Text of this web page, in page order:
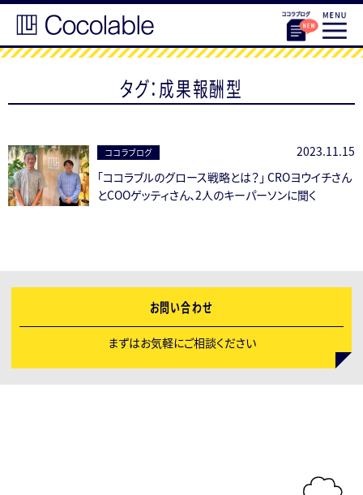
タグ：成果報酬型
ココラブログ
2023.11.15
「ココラブルのグロース戦略とは？」 CROヨウイチさん
とCOOゲッティさん、2人のキーパーソンに聞く
お問い合わせ
まずはお気軽にご相談ください